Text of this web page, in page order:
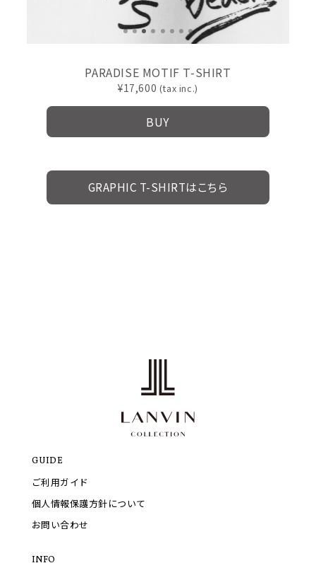
PARADISE MOTIF T-SHIRT
17,600
BUY
GRAPHIC T-SHIRTはこちら
GUIDE
ご利用ガイド
個人情報保護方針について
お問い合わせ
INFO